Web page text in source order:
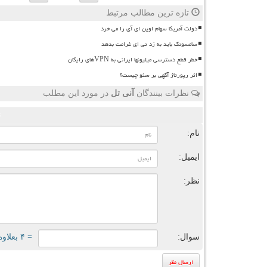
تازه ترین مطالب مرتبط
دولت آمریکا سهام اوپن ای آی را می خرد
سامسونگ باید به زد تی ای غرامت بدهد
خطر قطع دسترسی میلیونها ایرانی به VPNهای رایگان
اثر رپورتاژ آگهی بر سئو چیست؟
نظرات بینندگان آنی تل در مورد این مطلب
نام:
ایمیل:
نظر:
سوال: = ۴ بعلاوه ۴